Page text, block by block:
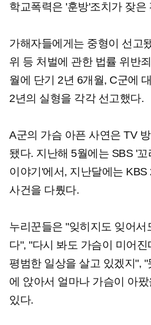
학교폭력은 '훈방'조치가 잦은
가해자들에게는 중형이 선고
위 등 처벌에 관한 법률 위반
월에 단기 2년 6개월, C군에
2년의 실형을 각각 선고했다.
A군의 가슴 아픈 사연은 TV
됐다. 지난해 5월에는 SBS '
이야기'에서, 지난달에는
사건을 다뤘다.
누리꾼들은 "잊히지도 잊어서
다", "다시 봐도 가슴이 미어
평범한 일상을 살고 있겠지",
에 앉아서 얼마나 가슴이 아
있다.